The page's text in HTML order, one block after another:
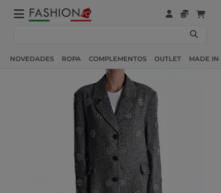
NOVEDADES ROPA COMPLEMENTOS OUTLET MADE IN